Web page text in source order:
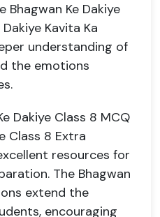
Bhagwan Ke Dakiye
Kavita Ka
understanding of
the emotions
Dakiye Class 8 MCQ
Class 8 Extra
resources for
The Bhagwan
extend the
encouraging